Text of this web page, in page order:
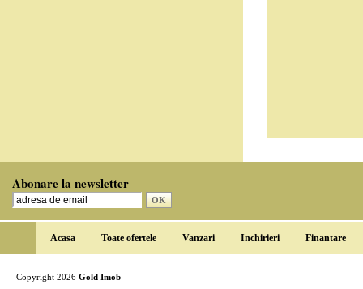
Abonare la newsletter
Acasa Toate ofertele Vanzari Inchirieri Finantare
Copyright 2026 Gold Imob